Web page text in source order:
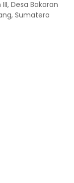
Desa Bakaran
Sumatera